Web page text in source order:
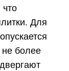
что
Для
не более